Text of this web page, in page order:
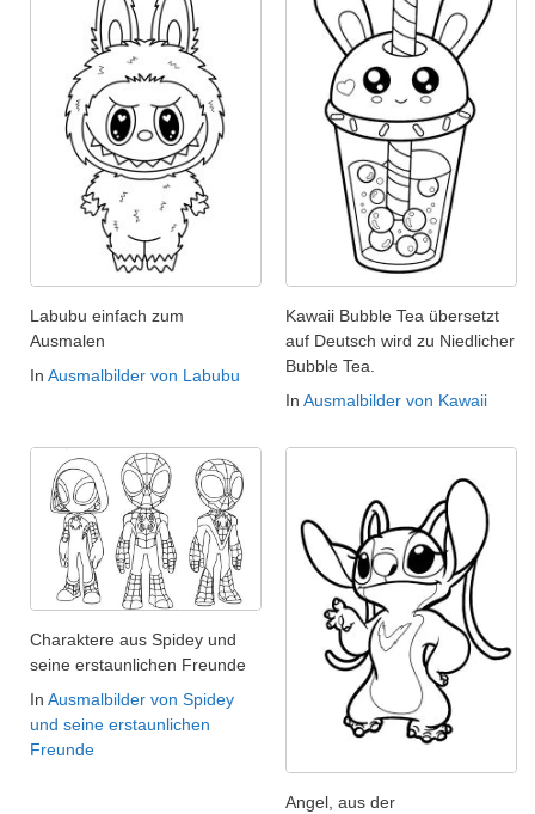
Labubu einfach zum
Ausmalen
In Ausmalbilder von Labubu
Kawaii Bubble Tea übersetzt
auf Deutsch wird zu Niedlicher
Bubble Tea.
In Ausmalbilder von Kawaii
Charaktere aus Spidey und
seine erstaunlichen Freunde
In Ausmalbilder von Spidey
und seine erstaunlichen
Freunde
Angel, aus der